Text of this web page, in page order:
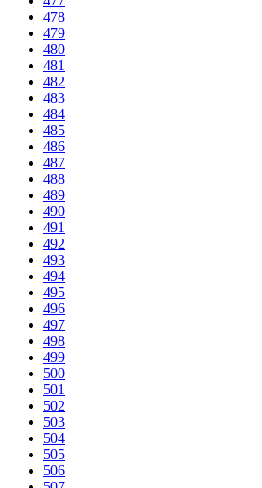
478
479
480
481
482
483
484
485
486
487
488
489
490
491
492
493
494
495
496
497
498
499
500
501
502
503
504
505
506